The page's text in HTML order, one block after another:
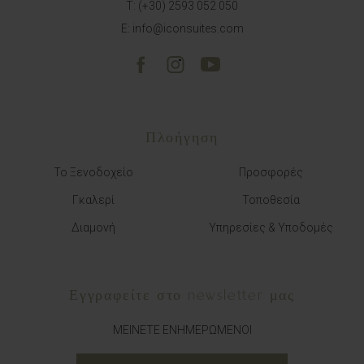
T: (+30) 2593 052 050
E: info@iconsuites.com
Πλοήγηση
Το Ξενοδοχείο
Γκαλερί
Διαμονή
Προσφορές
Τοποθεσία
Υπηρεσίες & Υποδομές
Εγγραφείτε στο newsletter μας
ΜΕΙΝΕΤΕ ΕΝΗΜΕΡΩΜΕΝΟΙ